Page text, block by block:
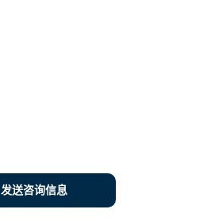
发送咨询信息